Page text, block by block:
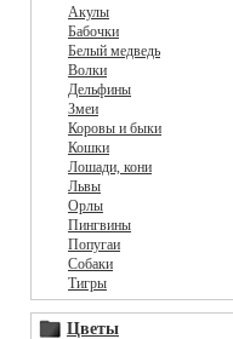
Акулы
Бабочки
Белый медведь
Волки
Дельфины
Змеи
Коровы и быки
Кошки
Лошади, кони
Львы
Орлы
Пингвины
Попугаи
Собаки
Тигры
Цветы